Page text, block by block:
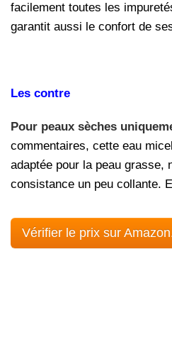
facilement toutes les
garantit aussi le confort de
Les contre
Pour peaux sèches
commentaires, cette eau
adaptée pour la peau grasse,
consistance un peu collante.
Vérifier le prix sur